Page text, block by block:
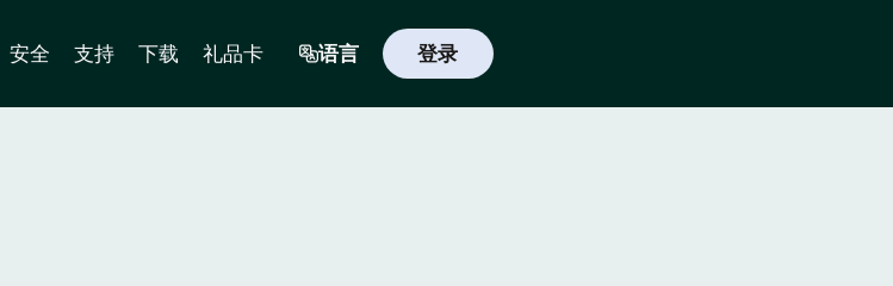
安全 支持 下载 礼品卡 语言 登录